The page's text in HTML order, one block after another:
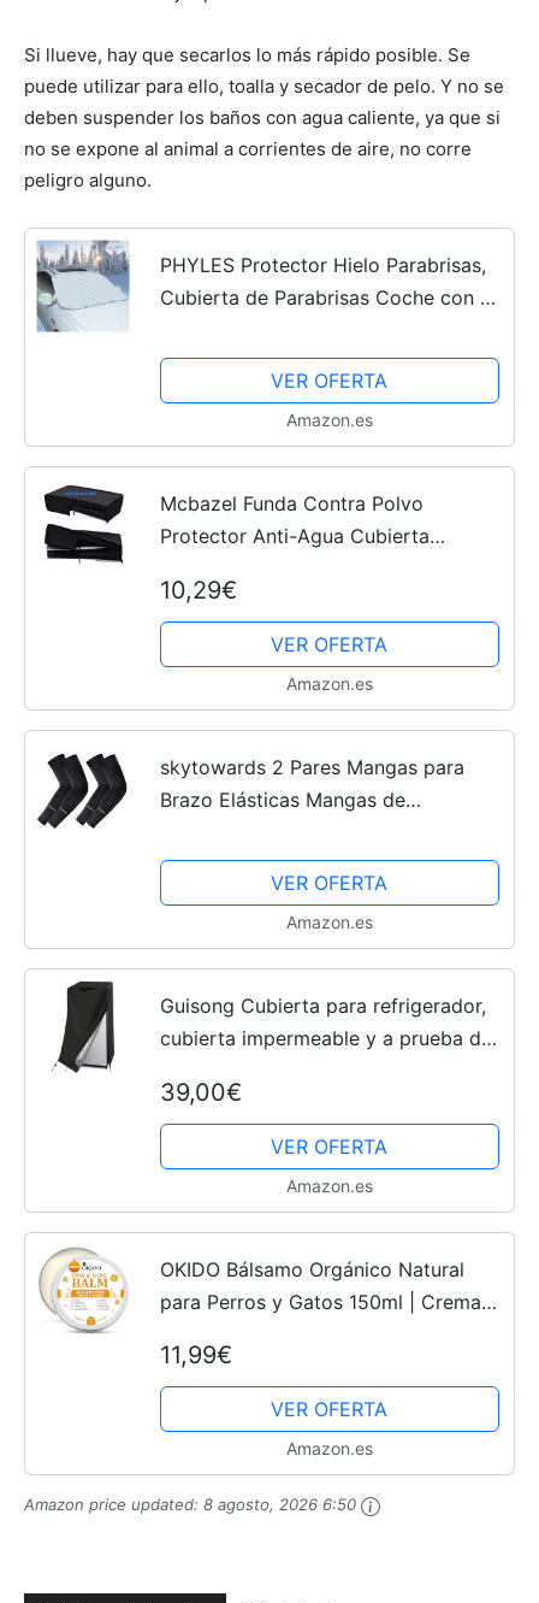
Si llueve, hay que secarlos lo más rápido posible. Se
puede utilizar para ello, toalla y secador de pelo. Y no se
deben suspender los baños con agua caliente, ya que si
no se expone al animal a corrientes de aire, no corre
peligro alguno.
PHYLES Protector Hielo Parabrisas,
Cubierta de Parabrisas Coche con 9
en Invierno, Funda Plegable Parabrisa
Delantero,...
VER OFERTA
Amazon.es
Mcbazel Funda Contra Polvo
Protector Anti-Agua Cubierta
PS5)
10,29€
VER OFERTA
Amazon.es
skytowards 2 Pares Mangas para
Brazo Elásticas Mangas de
Transpirables Manga Protectora
Solar para Deportes Ciclismo
VER OFERTA
Amazon.es
Guisong Cubierta para refrigerador,
cubierta impermeable y a prueba de
verticales/refrigerador de bebidas,
adecuada para...
39,00€
VER OFERTA
Amazon.es
OKIDO Bálsamo Orgánico Natural
para Perros y Gatos 150ml | Crema
Almohadillas y Nariz | Cura, Alivia,
Hidrata y Protege contra el...
11,99€
VER OFERTA
Amazon.es
Amazon price updated: 8 agosto, 2026 6:50